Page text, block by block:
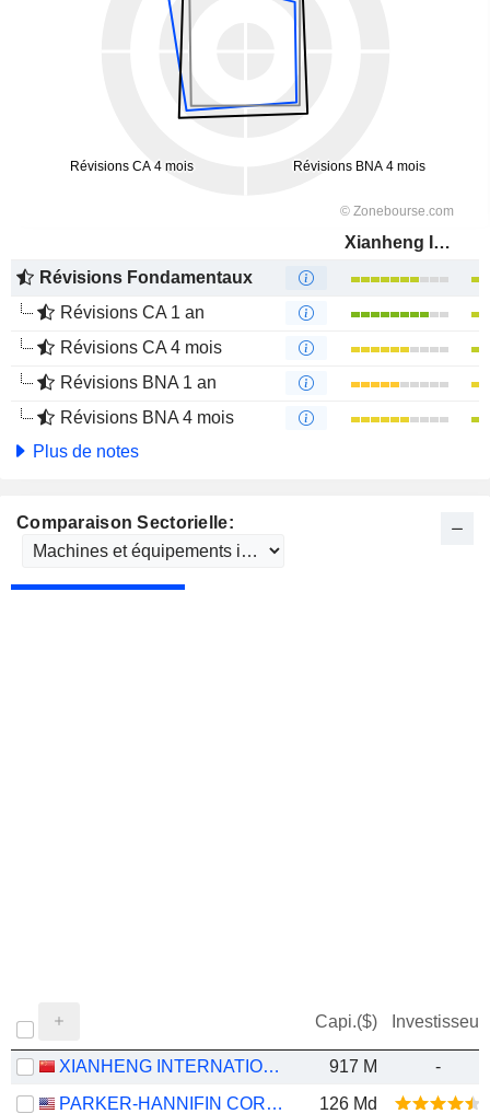
Xianheng International Science&Technology Co., Ltd.
Révisions Fondamentaux
Révisions CA 1 an
Révisions CA 4 mois
Révisions BNA 1 an
Révisions BNA 4 mois
Plus de notes
Comparaison Sectorielle:
Capi.($) Investisseur
XIANHENG INTERNATIONAL SCIENCE&TECHNOLOGY CO., LTD. 917 M
-
PARKER-HANNIFIN CORPORATION
126 Md